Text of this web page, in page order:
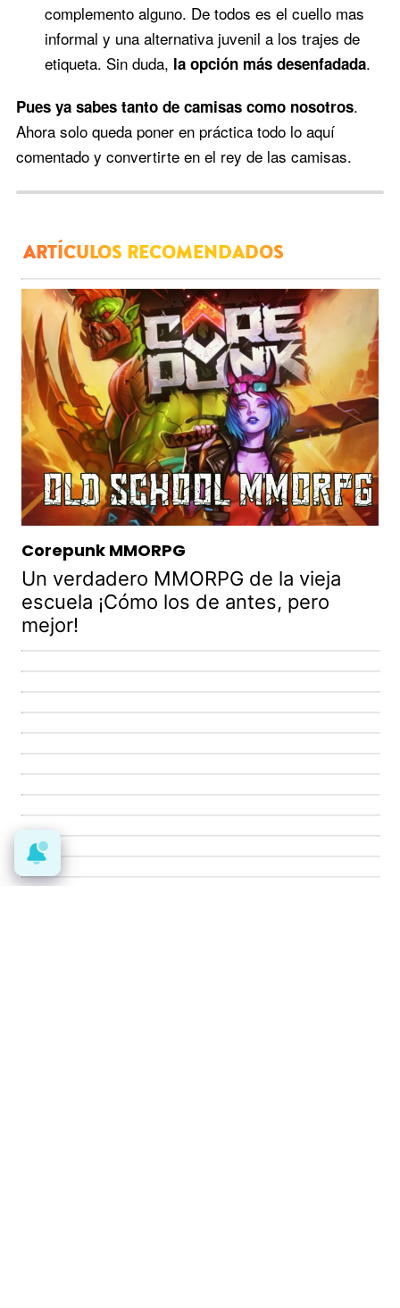
complemento alguno. De todos es el cuello mas
informal y una alternativa juvenil a los trajes de
etiqueta. Sin duda, la opción más desenfadada.
Pues ya sabes tanto de camisas como nosotros.
Ahora solo queda poner en práctica todo lo aquí
comentado y convertirte en el rey de las camisas.
ARTÍCULOS RECOMENDADOS
Corepunk MMORPG
Un verdadero MMORPG de la vieja
escuela ¡Cómo los de antes, pero
mejor!